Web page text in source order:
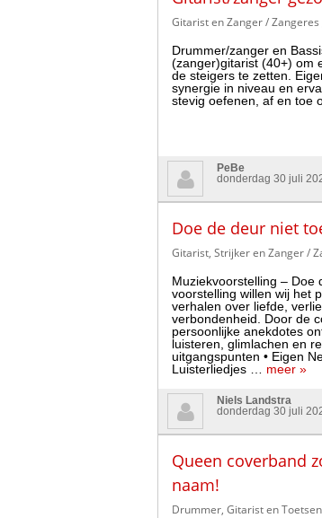
Gitarist en Zanger /
Drummer/zanger en
(zanger)gitarist (40+) om
de steigers te zetten.
synergie in niveau en
stevig oefenen, af en toe
PeBe
donderdag 30 juli
Doe de deur niet
Gitarist, Strijker en Zanger /
Muziekvoorstelling – Doe
voorstelling willen wij het
verhalen over liefde,
verbondenheid. Door de
persoonlijke anekdotes
luisteren, glimlachen en
uitgangspunten • Eigen
Luisterliedjes … meer »
Niels Landstra
donderdag 30 juli
Queen coverband
naam!
Drummer, Gitarist en